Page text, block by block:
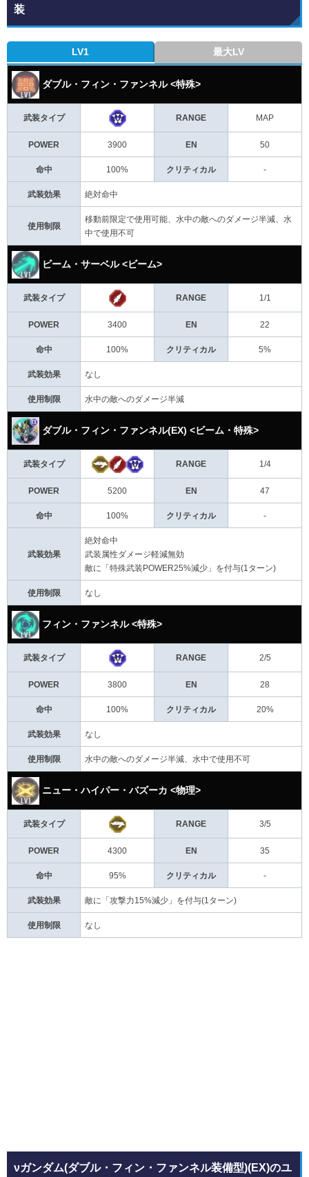
装
LV1 最大LV
ダブル・フィン・ファンネル <特殊>
武装タイプ RANGE MAP
POWER 3900 EN 50
命中 100% クリティカル -
武装効果 絶対命中
使用制限
移動前限定で使用可能、水中の敵へのダメージ半減、水
中で使用不可
ビーム・サーベル <ビーム>
武装タイプ RANGE 1/1
POWER 3400 EN 22
命中 100% クリティカル 5%
武装効果 なし
使用制限 水中の敵へのダメージ半減
ダブル・フィン・ファンネル(EX) <ビーム・特殊>
武装タイプ RANGE 1/4
POWER 5200 EN 47
命中 100% クリティカル -
武装効果
絶対命中
武装属性ダメージ軽減無効
敵に「特殊武装POWER25%減少」を付与(1ターン)
使用制限 なし
フィン・ファンネル <特殊>
武装タイプ RANGE 2/5
POWER 3800 EN 28
命中 100% クリティカル 20%
武装効果 なし
使用制限 水中の敵へのダメージ半減、水中で使用不可
ニュー・ハイパー・バズーカ <物理>
武装タイプ RANGE 3/5
POWER 4300 EN 35
命中 95% クリティカル -
武装効果 敵に「攻撃力15%減少」を付与(1ターン)
使用制限 なし
νガンダム(ダブル・フィン・ファンネル装備型)(EX)のユ